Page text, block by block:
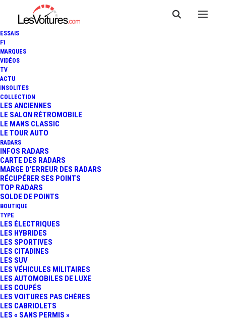
ESSAIS
F1
MARQUES
VIDÉOS
TV
ACTU
INSOLITES
COLLECTION
LES ANCIENNES
LE SALON RÉTROMOBILE
LE MANS CLASSIC
LE TOUR AUTO
RADARS
INFOS RADARS
CARTE DES RADARS
MARGE D’ERREUR DES RADARS
RÉCUPÉRER SES POINTS
TOP RADARS
SOLDE DE POINTS
BOUTIQUE
TYPE
LES ÉLECTRIQUES
LES HYBRIDES
LES SPORTIVES
LES CITADINES
LES SUV
LES VÉHICULES MILITAIRES
LES AUTOMOBILES DE LUXE
LES COUPÉS
LES VOITURES PAS CHÈRES
LES CABRIOLETS
LES « SANS PERMIS »
VIDÉO : STROLL ET VETTEL
SE LA JOUENT JAMES BOND
3 Minutes